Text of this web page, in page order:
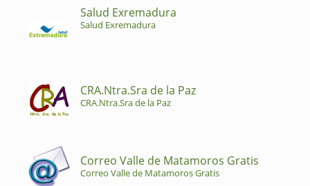
Salud Exremadura
Salud Exremadura
CRA.Ntra.Sra de la Paz
CRA.Ntra.Sra de la Paz
Correo Valle de Matamoros Gratis
Correo Valle de Matamoros Gratis